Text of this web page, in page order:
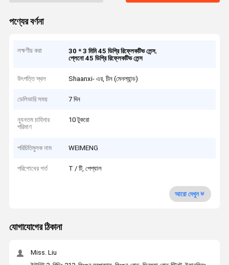
পণ্যের বর্ণনা
লক্ষণীয় করা 30 * 3 মিমি 45 ডিগ্রি রিফ্লেকটিভ লেন্স,
প্লেনো 45 ডিগ্রি রিফ্লেকটিভ লেন্স
উৎপত্তি স্থল Shaanxi- এর, চীন (মেনল্যান্ড)
ডেলিভারি সময় 7 দিন
ন্যূনতম চাহিদার
পরিমাণ
10 টুকরো
পরিচিতিমুলক নাম WEIMENG
পরিশোধের শর্ত T / টি, পেপ্যাল
আরো দেখুন
যোগাযোগের ঠিকানা
Miss. Liu